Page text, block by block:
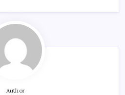
Author